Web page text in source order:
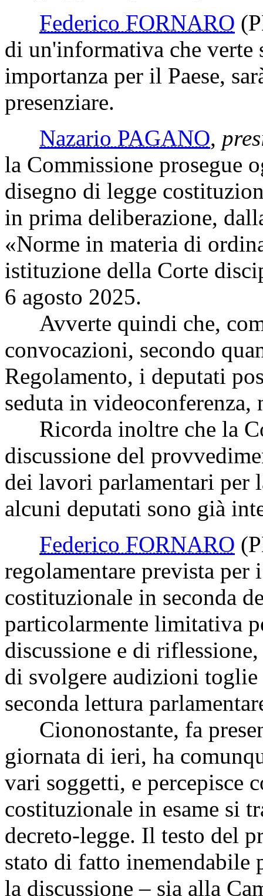
Federico FORNARO
di un'informativa che
importanza per il Paese,
presenziare.
Nazario PAGANO,
la Commissione prosegue
disegno di legge
in prima deliberazione,
«Norme in materia di
istituzione della Corte
6 agosto 2025.
Avverte quindi che,
convocazioni, secondo
Regolamento, i deputati
seduta in
Ricorda inoltre che la
discussione del
dei lavori parlamentari per
alcuni deputati sono già
Federico FORNARO
regolamentare prevista
costituzionale in seconda
particolarmente limitativa
discussione e di
di svolgere audizioni
seconda lettura
Ciononostante, fa
giornata di ieri, ha
vari soggetti, e percepisce
costituzionale in esame si
decreto-legge. Il testo del
stato di fatto inemendabile
la discussione – sia alla